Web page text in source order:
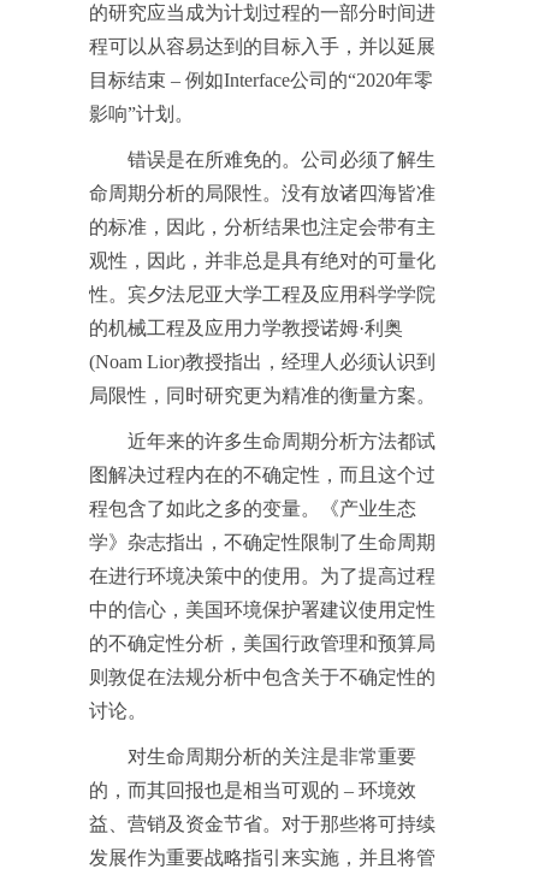
的研究应当成为计划过程的一部分时间进
程可以从容易达到的目标入手，并以延展
目标结束 – 例如Interface公司的“2020年零
影响”计划。
错误是在所难免的。公司必须了解生
命周期分析的局限性。没有放诸四海皆准
的标准，因此，分析结果也注定会带有主
观性，因此，并非总是具有绝对的可量化
性。宾夕法尼亚大学工程及应用科学学院
的机械工程及应用力学教授诺姆·利奥
(Noam Lior)教授指出，经理人必须认识到
局限性，同时研究更为精准的衡量方案。
近年来的许多生命周期分析方法都试
图解决过程内在的不确定性，而且这个过
程包含了如此之多的变量。《产业生态
学》杂志指出，不确定性限制了生命周期
在进行环境决策中的使用。为了提高过程
中的信心，美国环境保护署建议使用定性
的不确定性分析，美国行政管理和预算局
则敦促在法规分析中包含关于不确定性的
讨论。
对生命周期分析的关注是非常重要
的，而其回报也是相当可观的 – 环境效
益、营销及资金节省。对于那些将可持续
发展作为重要战略指引来实施，并且将管